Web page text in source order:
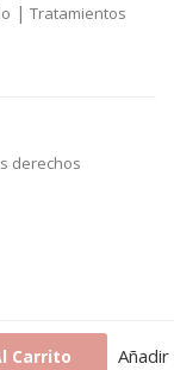
Carrito Añadir
| Tratamientos
derechos